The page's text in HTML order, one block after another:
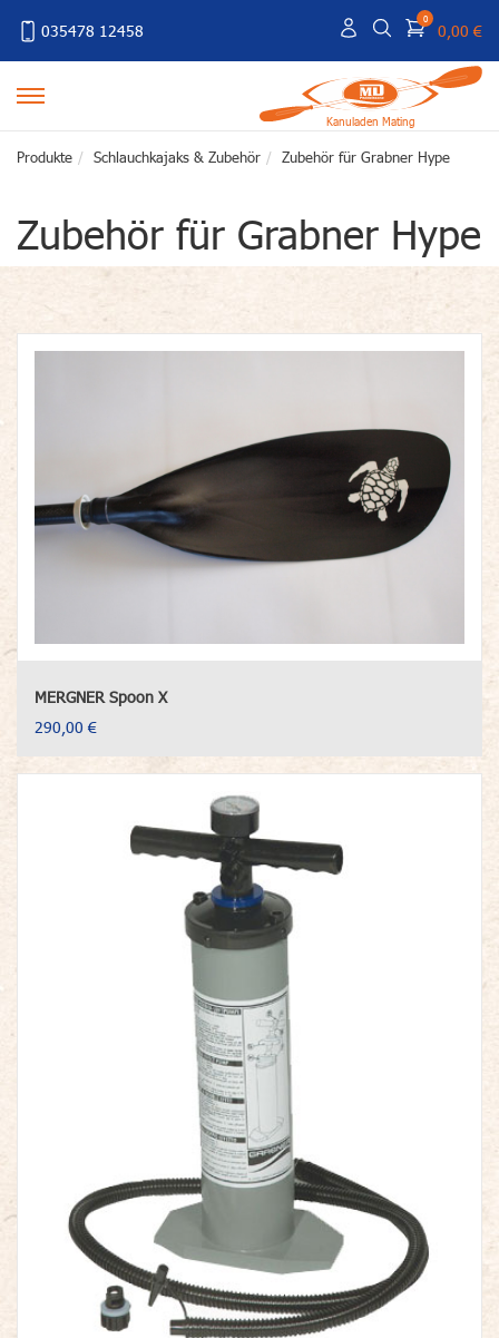
035478 12458
0
0,00 €
Kanuladen Mating
Produkte Schlauchkajaks & Zubehör Zubehör für Grabner Hype
Zubehör für Grabner Hype
MERGNER Spoon X
290,00 €